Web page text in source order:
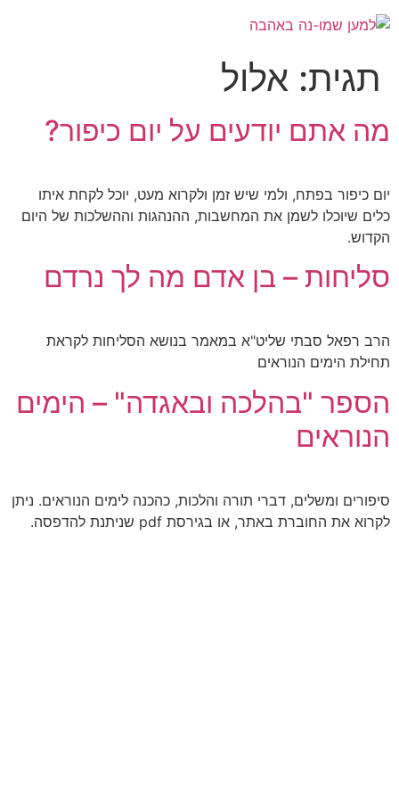
תגית: אלול
מה אתם יודעים על יום כיפור?
יום כיפור בפתח, ולמי שיש זמן ולקרוא מעט, יוכל לקחת איתו
כלים שיוכלו לשמן את המחשבות, ההנהגות וההשלכות של היום
הקדוש.
סליחות – בן אדם מה לך נרדם
הרב רפאל סבתי שליט"א במאמר בנושא הסליחות לקראת
תחילת הימים הנוראים
הספר "בהלכה ובאגדה" – הימים
הנוראים
סיפורים ומשלים, דברי תורה והלכות, כהכנה לימים הנוראים. ניתן
לקרוא את החוברת באתר, או בגירסת pdf שניתנת להדפסה.